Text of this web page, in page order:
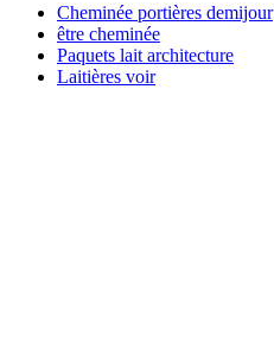
Cheminée portières demijour
être cheminée
Paquets lait architecture
Laitières voir